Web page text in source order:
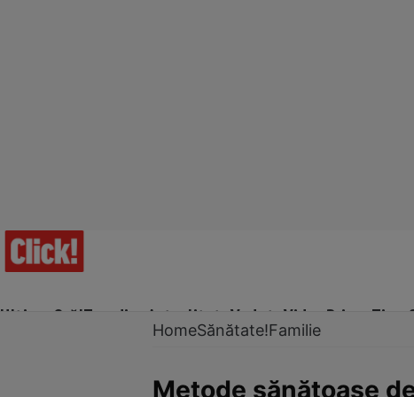
Ultima Oră!Trending Actualitate Vedete Video Prime Time
HomeSănătate!Familie
Metode sănătoase